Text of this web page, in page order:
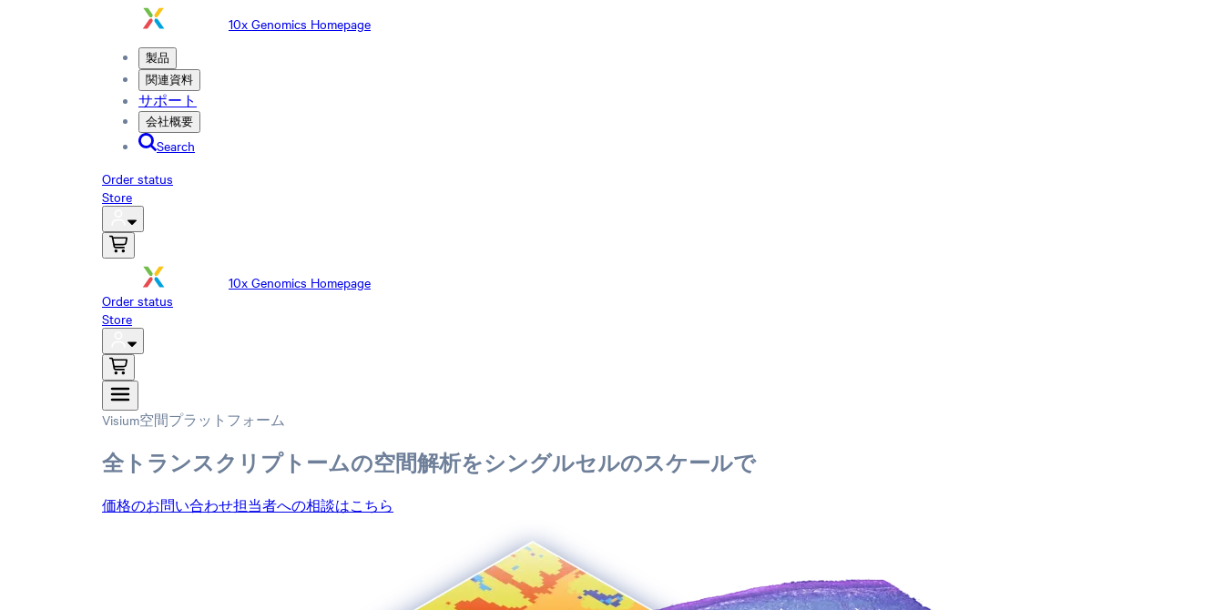
10x Genomics Homepage
製品
関連資料
サポート
会社概要
Search
Order status
Store
10x Genomics Homepage
Order status
Store
Visium空間プラットフォーム
全トランスクリプトームの空間解析をシングルセルのスケールで
価格のお問い合わせ担当者への相談はこちら